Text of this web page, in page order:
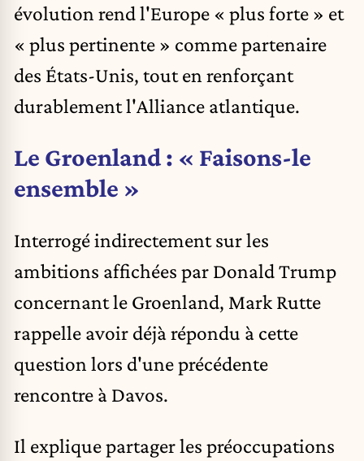
évolution rend l'Europe « plus forte » et
« plus pertinente » comme partenaire
des États-Unis, tout en renforçant
durablement l'Alliance atlantique.
Le Groenland : « Faisons-le
ensemble »
Interrogé indirectement sur les
ambitions affichées par Donald Trump
concernant le Groenland, Mark Rutte
rappelle avoir déjà répondu à cette
question lors d'une précédente
rencontre à Davos.
Il explique partager les préoccupations